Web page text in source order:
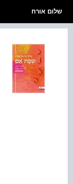
שלום אורח